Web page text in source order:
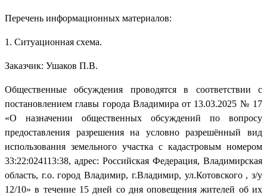
Перечень информационных материалов:
1. Ситуационная схема.
Заказчик: Ушаков П.В.
Общественные обсуждения проводятся в соответствии с
постановлением главы города Владимира от 13.03.2025 № 17
«О назначении общественных обсуждений по вопросу
предоставления разрешения на условно разрешённый вид
использования земельного участка с кадастровым номером
33:22:024113:38, адрес: Российская Федерация, Владимирская
область, г.о. город Владимир, г.Владимир, ул.Котовского , з/у
12/10» в течение 15 дней со дня оповещения жителей об их